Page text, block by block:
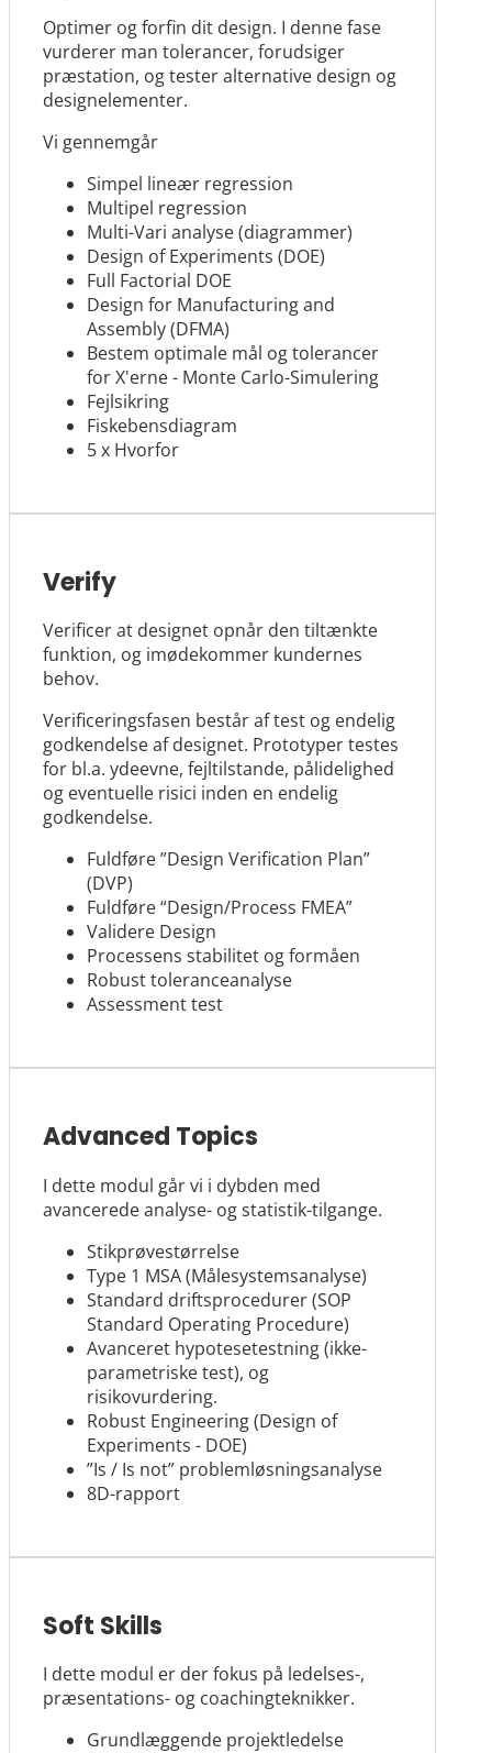
Optimer og forfin dit design. I denne fase
vurderer man tolerancer, forudsiger
præstation, og tester alternative design og
designelementer.
Vi gennemgår
Simpel lineær regression
Multipel regression
Multi-Vari analyse (diagrammer)
Design of Experiments (DOE)
Full Factorial DOE
Design for Manufacturing and
Assembly (DFMA)
Bestem optimale mål og tolerancer
for X'erne - Monte Carlo-Simulering
Fejlsikring
Fiskebensdiagram
5 x Hvorfor
Verify
Verificer at designet opnår den tiltænkte
funktion, og imødekommer kundernes
behov.
Verificeringsfasen består af test og endelig
godkendelse af designet. Prototyper testes
for bl.a. ydeevne, fejltilstande, pålidelighed
og eventuelle risici inden en endelig
godkendelse.
Fuldføre ”Design Verification Plan”
(DVP)
Fuldføre “Design/Process FMEA”
Validere Design
Processens stabilitet og formåen
Robust toleranceanalyse
Assessment test
Advanced Topics
I dette modul går vi i dybden med
avancerede analyse- og statistik-tilgange.
Stikprøvestørrelse
Type 1 MSA (Målesystemsanalyse)
Standard driftsprocedurer (SOP
Standard Operating Procedure)
Avanceret hypotesetestning (ikke-
parametriske test), og
risikovurdering.
Robust Engineering (Design of
Experiments - DOE)
”Is / Is not” problemløsningsanalyse
8D-rapport
Soft Skills
I dette modul er der fokus på ledelses-,
præsentations- og coachingteknikker.
Grundlæggende projektledelse